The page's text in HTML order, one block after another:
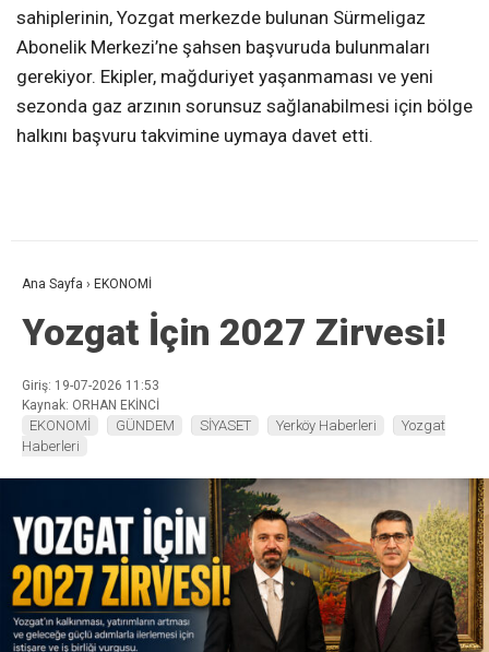
sahiplerinin, Yozgat merkezde bulunan Sürmeligaz
Abonelik Merkezi’ne şahsen başvuruda bulunmaları
gerekiyor. Ekipler, mağduriyet yaşanmaması ve yeni
sezonda gaz arzının sorunsuz sağlanabilmesi için bölge
halkını başvuru takvimine uymaya davet etti.
Ana Sayfa › EKONOMİ
Yozgat İçin 2027 Zirvesi!
Giriş: 19-07-2026 11:53
Kaynak: ORHAN EKİNCİ
EKONOMİ GÜNDEM SİYASET Yerköy Haberleri
Yozgat
Haberleri